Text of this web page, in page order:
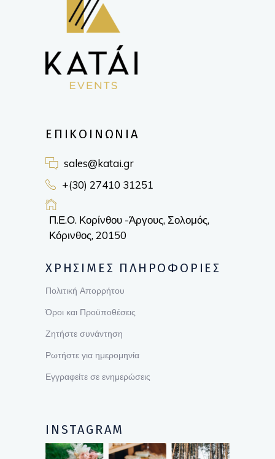
ΕΠΙΚΟΙΝΩΝΙΑ
sales@katai.gr
+(30) 27410 31251
Π.Ε.Ο. Κορίνθου -Άργους, Σολομός,
Κόρινθος, 20150
ΧΡΗΣΙΜΕΣ ΠΛΗΡΟΦΟΡΙΕΣ
Πολιτική Απορρήτου
Όροι και Προϋποθέσεις
Ζητήστε συνάντηση
Ρωτήστε για ημερομηνία
Εγγραφείτε σε ενημερώσεις
INSTAGRAM